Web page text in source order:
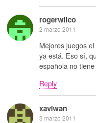
rogerwilco
2 marzo 2011
Mejores juegos
ya está. Eso sí,
española no
Reply
xaviwan
3 marzo 2011